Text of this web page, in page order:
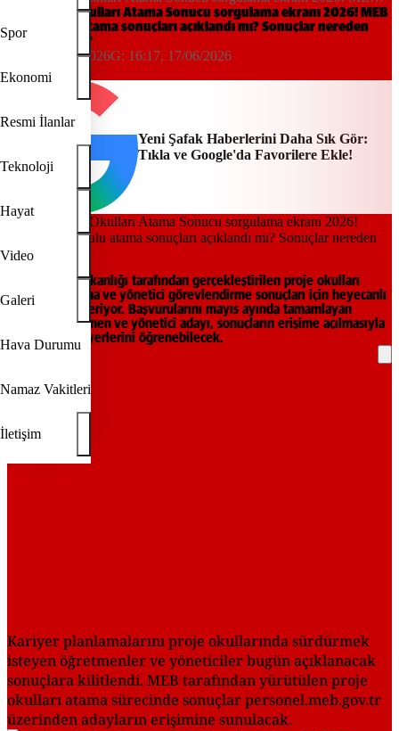
Spor
Ekonomi
Resmi İlanlar
Teknoloji
Hayat
Video
Galeri
Hava Durumu
Namaz Vakitleri
İletişim
proje okulu atama sonuçları açıklandı mı? Sonuçlar nereden kontrol
edilir?
MEB Proje Okulları Atama Sonucu sorgulama ekranı 2026! MEB
proje okulu atama sonuçları açıklandı mı? Sonuçlar nereden
kontrol edilir?
16:17, 17/06/2026G: 16:17, 17/06/2026
Yeni Şafak
Yeni Şafak Haberlerini Daha Sık Gör:
Tıkla ve Google'da Favorilere Ekle!
Milli Eğitim Bakanlığı tarafından gerçekleştirilen proje okulları
öğretmen atama ve yönetici görevlendirme sonuçları için heyecanlı
bekleyiş sona eriyor. Başvurularını mayıs ayında tamamlayan
binlerce öğretmen ve yönetici adayı, sonuçların erişime açılmasıyla
birlikte görev yerlerini öğrenebilecek.
REKLAM
Kariyer planlamalarını proje okullarında sürdürmek
isteyen öğretmenler ve yöneticiler bugün açıklanacak
sonuçlara kilitlendi. MEB tarafından yürütülen proje
okulları atama sürecinde sonuçlar personel.meb.gov.tr
üzerinden adayların erişimine sunulacak.